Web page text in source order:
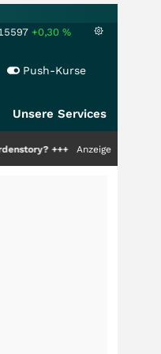
+0,30 %
Push-Kurse
Unsere Services
Anzeige